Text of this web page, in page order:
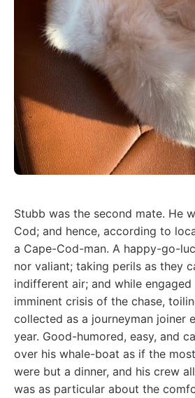
Stubb was the second mate. He
Cod; and hence, according to
a Cape-Cod-man. A happy-go-
nor valiant; taking perils as they
indifferent air; and while
imminent crisis of the chase,
collected as a journeyman joiner
year. Good-humored, easy, and
over his whale-boat as if the most
were but a dinner, and his crew
was as particular about the